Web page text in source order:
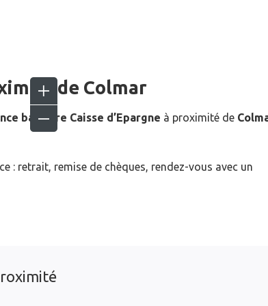
de Colmar
bancaire Caisse d’Epargne à proximité de
: retrait, remise de chèques, rendez-vous avec un